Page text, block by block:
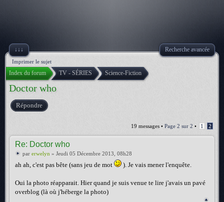
↓↓↓ Recherche avancée
Imprimer le sujet
Index du forum TV - SÉRIES Science-Fiction
Doctor who
Répondre
19 messages • Page 2 sur 2 • 1 2
Re: Doctor who
par erwelyn » Jeudi 05 Décembre 2013, 08h28
ah ah, c'est pas bête (sans jeu de mot ). Je vais mener l'enquête.
Oui la photo réapparait. Hier quand je suis venue te lire j'avais un pavé
overblog (là où j'héberge la photo)